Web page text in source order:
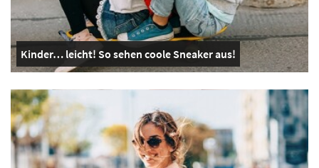
Kinder… leicht! So sehen coole Sneaker aus!